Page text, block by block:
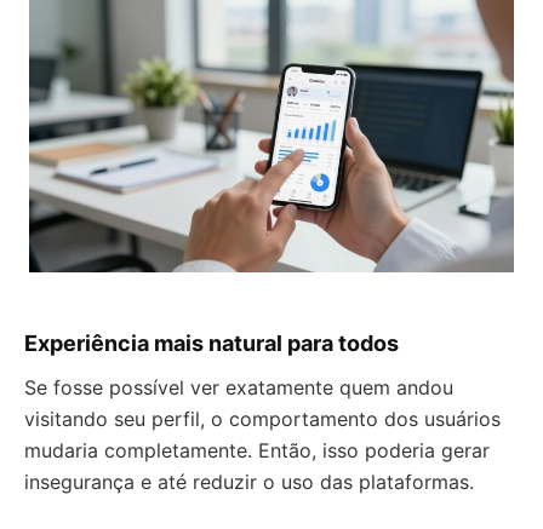
Experiência mais natural para todos
Se fosse possível ver exatamente quem andou
visitando seu perfil, o comportamento dos usuários
mudaria completamente. Então, isso poderia gerar
insegurança e até reduzir o uso das plataformas.